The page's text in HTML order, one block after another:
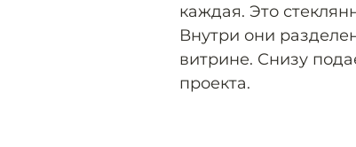
каждая. Это
Внутри они
витрине. Снизу
проекта.